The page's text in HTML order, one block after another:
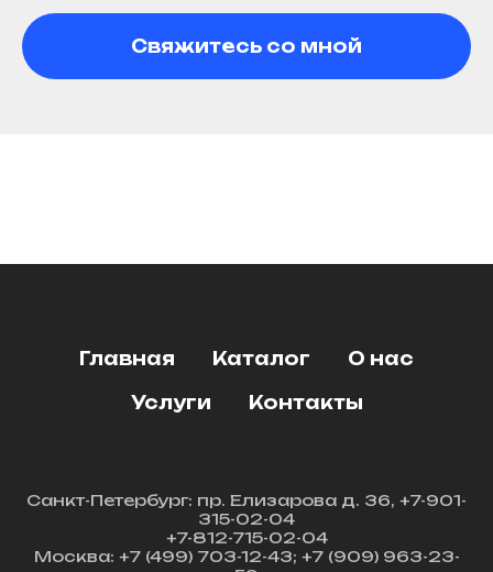
Свяжитесь со мной
Главная Каталог
О нас
Услуги
Контакты
Санкт-Петербург: пр. Елизарова д. 36, +7-901-
315-02-04
+7-812-715-02-04
Москва: +7 (499) 703-12-43; +7 (909) 963-23-